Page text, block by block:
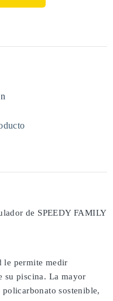
de SPEEDY FAMILY
le permite medir
su piscina. La mayor
sostenible,